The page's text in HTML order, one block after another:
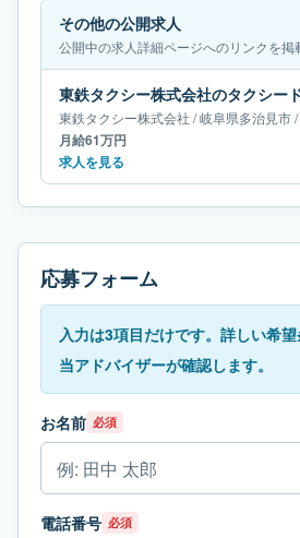
その他の公開求人
公開中の求人詳細ページへのリンクを掲
東鉄タクシー株式会社 /岐阜県多治見市/
月給61万円
求人を見る
応募フォーム
入力は3項目だけです。詳しい希
当アドバイザーが確認します。
お名前 必須
電話番号 必須